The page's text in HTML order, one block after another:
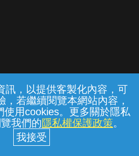
訊，以提供客製化內容，可
，若繼續閱覽本網站內容，
使用cookies。更多關於隱私
我們的隱私權保護政策。
服務條款 隱私權保護
有限公司個人家庭分公司
：96979949) © 2026
{{notifyMsg}}